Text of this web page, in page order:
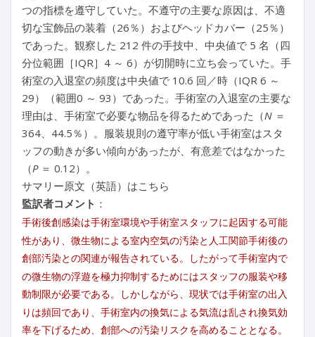
つの指標を遵守していた。不遵守の主要な原因は、不適
切な宝飾品の装着（26％）およびヘッドカバー（25％）
であった。観察した 212 件の手技中、中央値で 5 名（四
分位範囲［IQR］4 ～ 6）が切開時に立ち会っていた。手
術室の入退室の頻度は中央値で 10.6 回／時（IQR 6 ～
29）（範囲0 ～ 93）であった。手術室の入退室の主要な
理由は、手術室で必要な物品を得るためであった（N ＝
364、44.5％）。服装規則の遵守率が低い手術室はスタ
ッフの動きが多い傾向があったが、有意差ではなかった
（P＝ 0.12）。
サマリー原文（英語）はこちら
監訳者コメント ：
手術後創感染は手術室環境や手術室スタッフに起因する可能
性があり、微生物による室内空気の汚染と人工関節手術後の
創部汚染との関連が報告されている。したがって手術室内で
の微生物の浮遊を極力抑制するためにはスタッフの服装や移
動制限が必要である。しかしながら、現状では手術室の出入
りは頻回であり、手術室内の換気による気流は乱され換気効
率を下げるため、創部への汚染リスクを高めることとなる。